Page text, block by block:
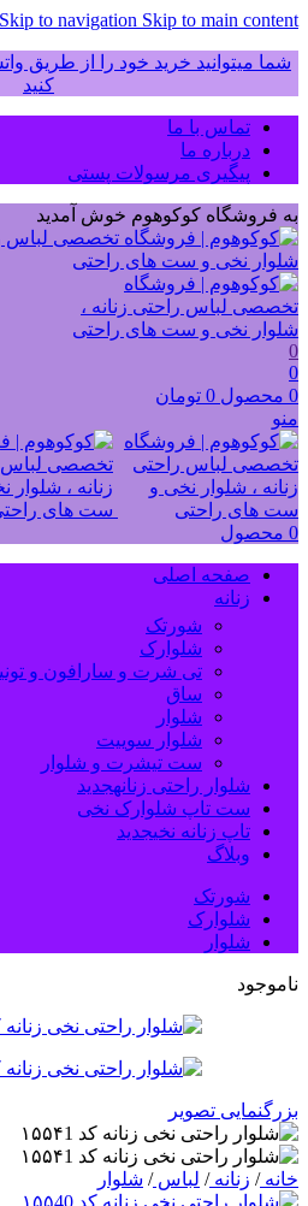
Skip to navigation Skip to main content
شما میتوانید خرید خود را از طریق
کنید
تماس با ما
درباره ما
پیگیری مرسولات پستی
به فروشگاه کوکوهوم خوش آمدید
0
0
0 محصول 0 تومان
منو
0 محصول
صفحه اصلی
زنانه
شورتک
شلوارک
تی شرت و سارافون و
ساق
شلوار
شلوار سوییت
ست تیشرت و شلوار
شلوار راحتی زنانهجدید
ست تاپ شلوارک نخی
تاپ زنانه نخیجدید
وبلاگ
شورتک
شلوارک
شلوار
ناموجود
بزرگنمایی تصویر
خانه/ زنانه/ لباس/ شلوار